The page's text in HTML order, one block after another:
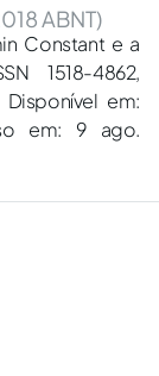
ABNT)
Constant e a
1518-4862,
Disponível em:
em: 9 ago.